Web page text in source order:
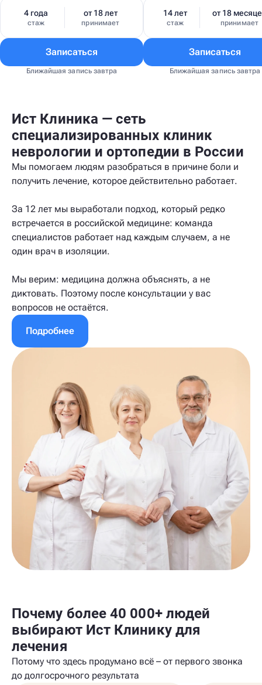
4 года
стаж
от 18 лет
принимает
Записаться
Ближайшая запись завтра
14 лет
стаж
от 18
принимает
Записаться
Ближайшая запись завтра
Ист Клиника — сеть
специализированных клиник
неврологии и ортопедии в России
Мы помогаем людям разобраться в причине боли и
получить лечение, которое действительно работает.
За 12 лет мы выработали подход, который редко
встречается в российской медицине: команда
специалистов работает над каждым случаем, а не
один врач в изоляции.
Мы верим: медицина должна объяснять, а не
диктовать. Поэтому после консультации у вас
вопросов не остаётся.
Подробнее
Почему более 40 000+ людей
выбирают Ист Клинику для
лечения
Потому что здесь продумано всё – от первого звонка
до долгосрочного результата